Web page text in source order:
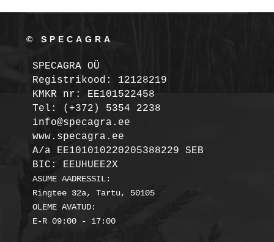
© SPECAGRA
SPECAGRA OÜ
Registrikood: 12128219
KMKR nr: EE101522458
Tel: (+372) 5354 2238
info@specagra.ee
A/a EE101010220205388229 SEB
BIC: EEUHUEE2X
ASUME AADRESSIL:
Ringtee 32a, Tartu, 50105
OLEME AVATUD:
E-R 09:00 - 17:00